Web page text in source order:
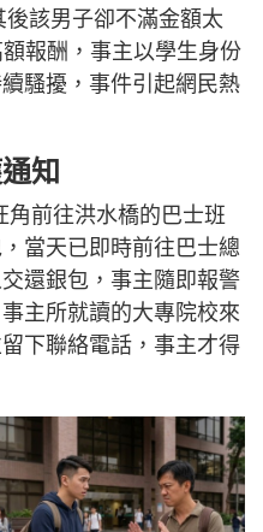
該男子卻不滿金額太
報酬，事主以學生身份
騷擾，事件引起網民熱
知
前往洪水橋的巴士班
當天已即時前往巴士總
還銀包，事主隨即報警
主所就讀的大專院校來
下聯絡電話，事主才得